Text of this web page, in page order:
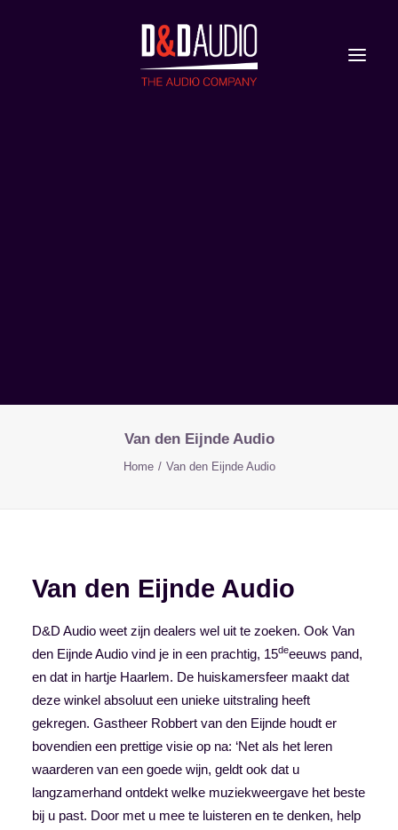
Van den Eijnde Audio
Home Van den Eijnde Audio
Van den Eijnde Audio
D&D Audio weet zijn dealers wel uit te zoeken. Ook Van
den Eijnde Audio vind je in een prachtig, 15deeeuws pand,
en dat in hartje Haarlem. De huiskamersfeer maakt dat
deze winkel absoluut een unieke uitstraling heeft
gekregen. Gastheer Robbert van den Eijnde houdt er
bovendien een prettige visie op na: ‘Net als het leren
waarderen van een goede wijn, geldt ook dat u
langzamerhand ontdekt welke muziekweergave het beste
bij u past. Door met u mee te luisteren en te denken, help